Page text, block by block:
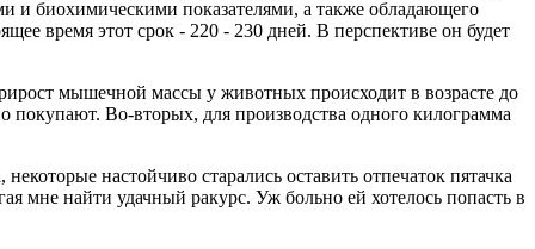
биохимическими показателями, а также обладающего
время этот срок - 220 - 230 дней. В перспективе он будет
мышечной массы у животных происходит в возрасте до
Во-вторых, для производства одного килограмма
настойчиво старались оставить отпечаток пятачка
мне найти удачный ракурс. Уж больно ей хотелось попасть в